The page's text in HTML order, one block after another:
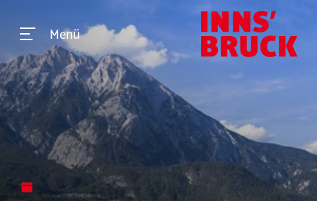
Menü